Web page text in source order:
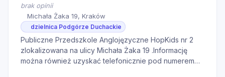
brak opinii
Michała Żaka 19, Kraków
dzielnica Podgórze Duchackie
Publiczne Przedszkole Anglojęzyczne HopKids nr 2
zlokalizowana na ulicy Michała Żaka 19 .Informację
można również uzyskać telefonicznie pod numerem